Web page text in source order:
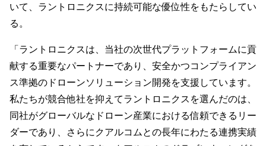
いて、ラントロニクスに持続可能な優位性をもたらしてい
る。
「ラントロニクスは、当社の次世代プラットフォームに貢
献する重要なパートナーであり、安全かつコンプライアン
ス準拠のドローンソリューション開発を支援しています。
私たちが競合他社を抑えてラントロニクスを選んだのは、
同社がグローバルなドローン産業における信頼できるリー
ダーであり、さらにクアルコムとの長年にわたる連携実績